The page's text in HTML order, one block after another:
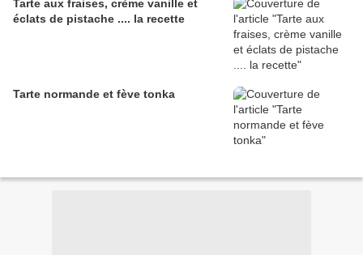
Tarte aux fraises, crème vanille et
éclats de pistache .... la recette
Tarte normande et fève tonka